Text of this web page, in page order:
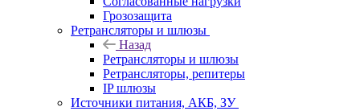
Грозозащита
Ретрансляторы и шлюзы
Назад
Ретрансляторы и шлюзы
Ретрансляторы, репитеры
IP шлюзы
Источники питания, АКБ, ЗУ